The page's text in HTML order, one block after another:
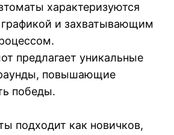
характеризуются
графикой и захватывающим
предлагает уникальные
повышающие
победы.
подходит как новичков,